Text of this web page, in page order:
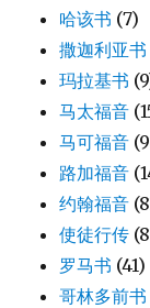
哈该书 (7)
撒迦利亚书
玛拉基书
马太福音
马可福音
路加福音
约翰福音
使徒行传
罗马书 (41)
哥林多前书